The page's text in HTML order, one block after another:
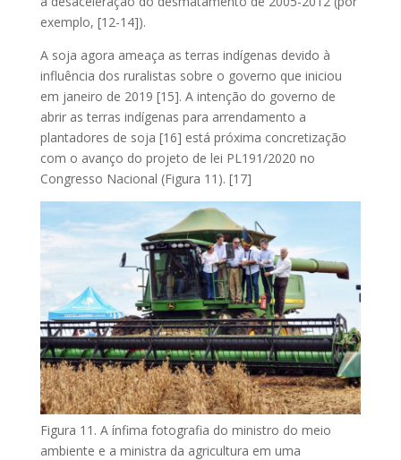
exemplo, [12-14]).
A soja agora ameaça as terras indígenas devido à
influência dos ruralistas sobre o governo que iniciou
em janeiro de 2019 [15]. A intenção do governo de
abrir as terras indígenas para arrendamento a
plantadores de soja [16] está próxima concretização
com o avanço do projeto de lei PL191/2020 no
Congresso Nacional (Figura 11). [17]
Figura 11. A ínfima fotografia do ministro do meio
ambiente e a ministra da agricultura em uma